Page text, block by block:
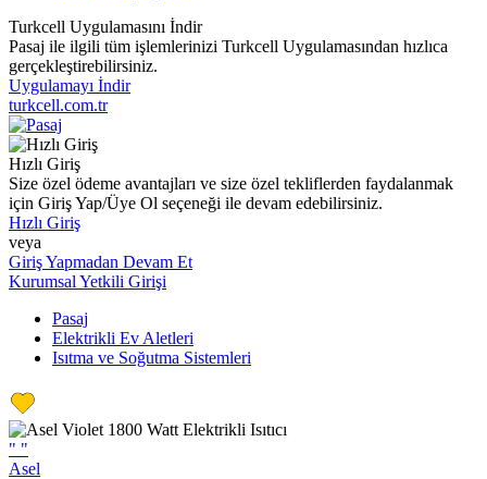
Turkcell Uygulamasını İndir
Pasaj ile ilgili tüm işlemlerinizi Turkcell Uygulamasından hızlıca
gerçekleştirebilirsiniz.
Uygulamayı İndir
turkcell.com.tr
Hızlı Giriş
Size özel ödeme avantajları ve size özel tekliflerden faydalanmak
için Giriş Yap/Üye Ol seçeneği ile devam edebilirsiniz.
Hızlı Giriş
veya
Giriş Yapmadan Devam Et
Kurumsal Yetkili Girişi
Pasaj
Elektrikli Ev Aletleri
Isıtma ve Soğutma Sistemleri
" "
Asel